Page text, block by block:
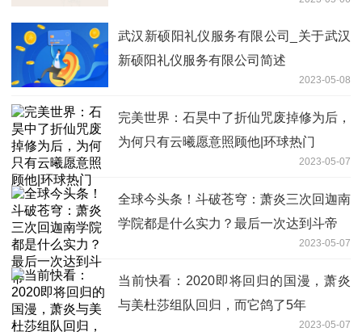
武汉新硕阳礼仪服务有限公司_关于武汉
新硕阳礼仪服务有限公司简述
2023-05-08
完美世界：​石昊中了折仙咒废掉修为后，
为何只有云曦愿意照顾他|环球热门
2023-05-07
全球今头条！斗破苍穹：萧炎三次回迦南
学院都是什么实力？最后一次达到斗帝
2023-05-07
当前快看：2020即将回归的国漫，萧炎
与美杜莎组队回归，而它鸽了5年
2023-05-07